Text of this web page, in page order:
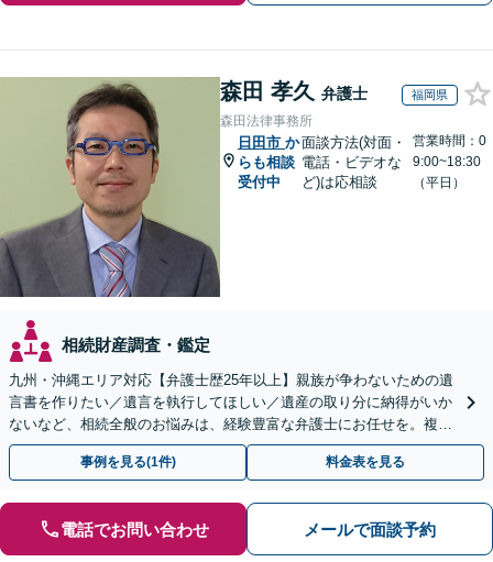
森田 孝久 弁護士 福岡県
森田法律事務所
日田市 か
らも相談
受付中
面談方法(対面・
電話・ビデオな
ど)は応相談
営業時間：0
9:00~18:30
（平日）
相続財産調査・鑑定
九州・沖縄エリア対応【弁護士歴25年以上】親族が争わないための遺
言書を作りたい／遺言を執行してほしい／遺産の取り分に納得がいか
ないなど、相続全般のお悩みは、経験豊富な弁護士にお任せを。複雑
な問題も粘り強く対応し、解決に導きます。
事例を見る(1件) 料金表を見る
電話でお問い合わせ メールで面談予約